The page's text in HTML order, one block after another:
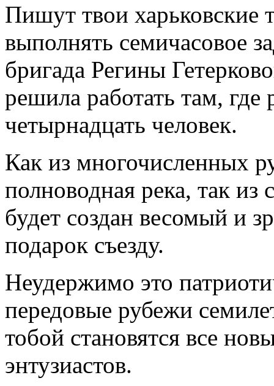
Пишут твои харьковские
выполнять семичасовое
бригада Регины
решила работать там, где
четырнадцать человек.
Как из многочисленных
полноводная река, так
будет создан весомый и
подарок съезду.
Неудержимо это
передовые рубежи
тобой становятся все
энтузиастов.